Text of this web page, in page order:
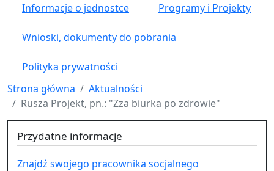
Informacje o jednostce Programy i Projekty
Wnioski, dokumenty do pobrania
Polityka prywatności
Strona główna
Aktualności
Rusza Projekt, pn.: "Zza biurka po zdrowie"
Przydatne informacje
Znajdź swojego pracownika socjalnego